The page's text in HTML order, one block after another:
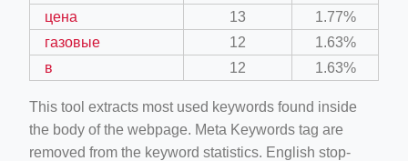
цена
13
1.77%
газовые
12
1.63%
в
12 1.63%
This tool extracts most used keywords found inside
the body of the webpage. Meta Keywords tag are
removed from the keyword statistics. English stop-